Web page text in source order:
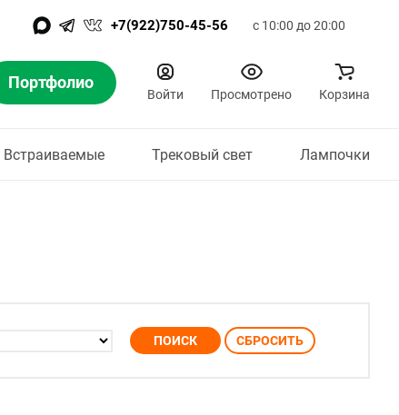
+7(922)750-45-56 с 10:00 до 20:00
Портфолио
Войти Просмотрено Корзина
Встраиваемые Трековый свет Лампочки